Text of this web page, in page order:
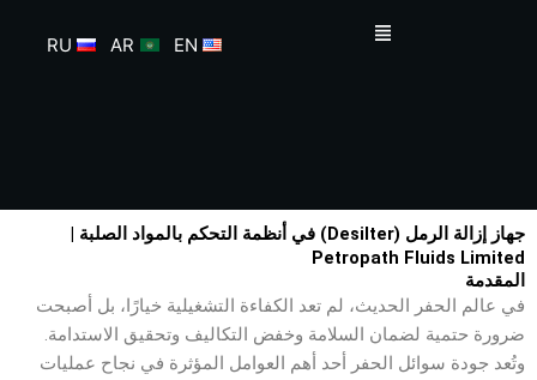
القائمة
EN
AR
RU
جهاز إزالة الرمل (Desilter) في أنظمة التحكم بالمواد الصلبة |
Petropath Fluids Limited
المقدمة
في عالم الحفر الحديث، لم تعد الكفاءة التشغيلية خيارًا، بل أصبحت
ضرورة حتمية لضمان السلامة وخفض التكاليف وتحقيق الاستدامة.
وتُعد جودة سوائل الحفر أحد أهم العوامل المؤثرة في نجاح عمليات